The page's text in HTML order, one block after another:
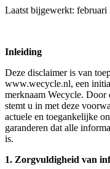
Laatst bijgewerkt: februari
Inleiding
Deze disclaimer is van
www.wecycle.nl, een
merknaam Wecycle. Door
stemt u in met deze
actuele en toegankelijke
garanderen dat alle
is.
1. Zorgvuldigheid van